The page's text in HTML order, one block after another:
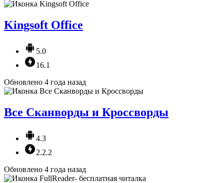
Kingsoft Office
5.0
16.1
Обновлено 4 года назад
Все Сканворды и Кроссворды
4.3
2.2.2
Обновлено 4 года назад